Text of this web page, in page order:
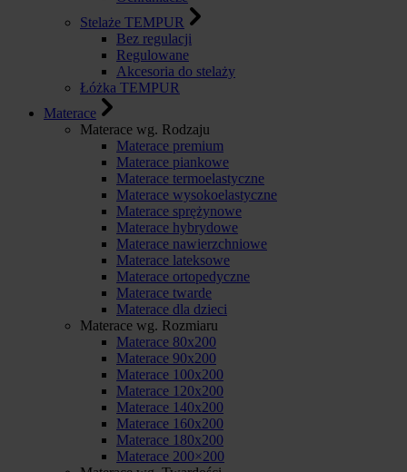
Stelaże TEMPUR
Bez regulacji
Regulowane
Akcesoria do stelaży
Łóżka TEMPUR
Materace
Materace wg. Rodzaju
Materace premium
Materace piankowe
Materace termoelastyczne
Materace wysokoelastyczne
Materace sprężynowe
Materace hybrydowe
Materace nawierzchniowe
Materace lateksowe
Materace ortopedyczne
Materace twarde
Materace dla dzieci
Materace wg. Rozmiaru
Materace 80x200
Materace 90x200
Materace 100x200
Materace 120x200
Materace 140x200
Materace 160x200
Materace 180x200
Materace 200×200